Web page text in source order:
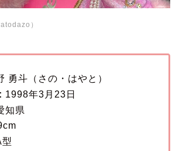
）
勇斗（さの・はやと）
1998年3月23日
知県
型